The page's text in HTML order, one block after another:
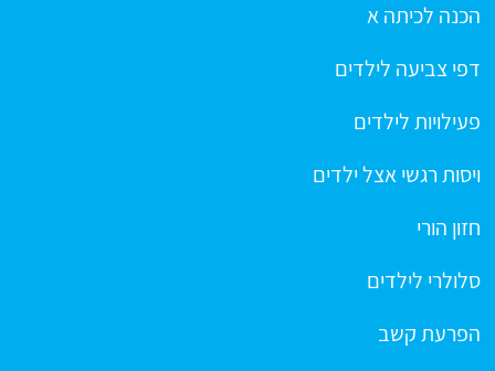
הכנה לכיתה א
דפי צביעה לילדים
פעילויות לילדים
ויסות רגשי אצל ילדים
חזון הורי
סלולרי לילדים
הפרעת קשב